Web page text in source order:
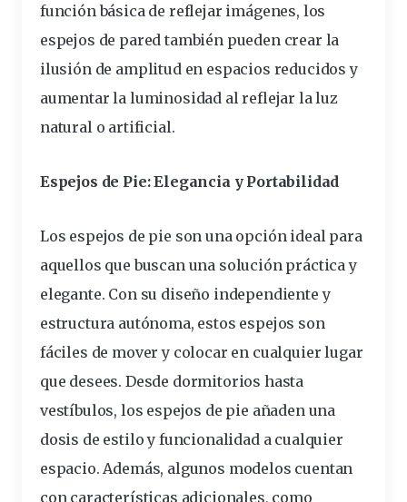
función básica de reflejar imágenes, los
espejos de pared también pueden crear la
ilusión de amplitud en espacios reducidos y
aumentar la luminosidad al reflejar la luz
natural o artificial.
Espejos de Pie: Elegancia y Portabilidad
Los espejos de pie son una opción ideal para
aquellos que buscan una solución práctica y
elegante. Con su diseño independiente y
estructura autónoma, estos espejos son
fáciles de mover y colocar en cualquier lugar
que desees. Desde dormitorios hasta
vestíbulos, los espejos de pie añaden una
dosis de estilo y funcionalidad a cualquier
espacio. Además, algunos modelos cuentan
con características adicionales, como